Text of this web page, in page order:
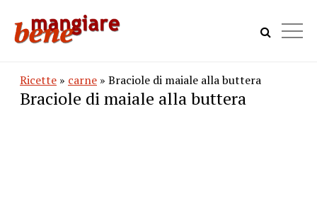
Ricette » carne » Braciole di maiale alla buttera
Braciole di maiale alla buttera